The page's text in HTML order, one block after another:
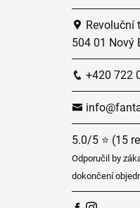
Revoluční
504 01 Nový
+420 722
5.0/5 ⭐ (15
Odporučil by
dokončení